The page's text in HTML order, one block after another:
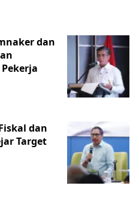
dan
dan
Target